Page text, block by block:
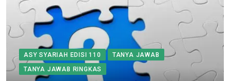
ASY SYARIAH EDISI 110
TANYA JAWAB
TANYA JAWAB RINGKAS